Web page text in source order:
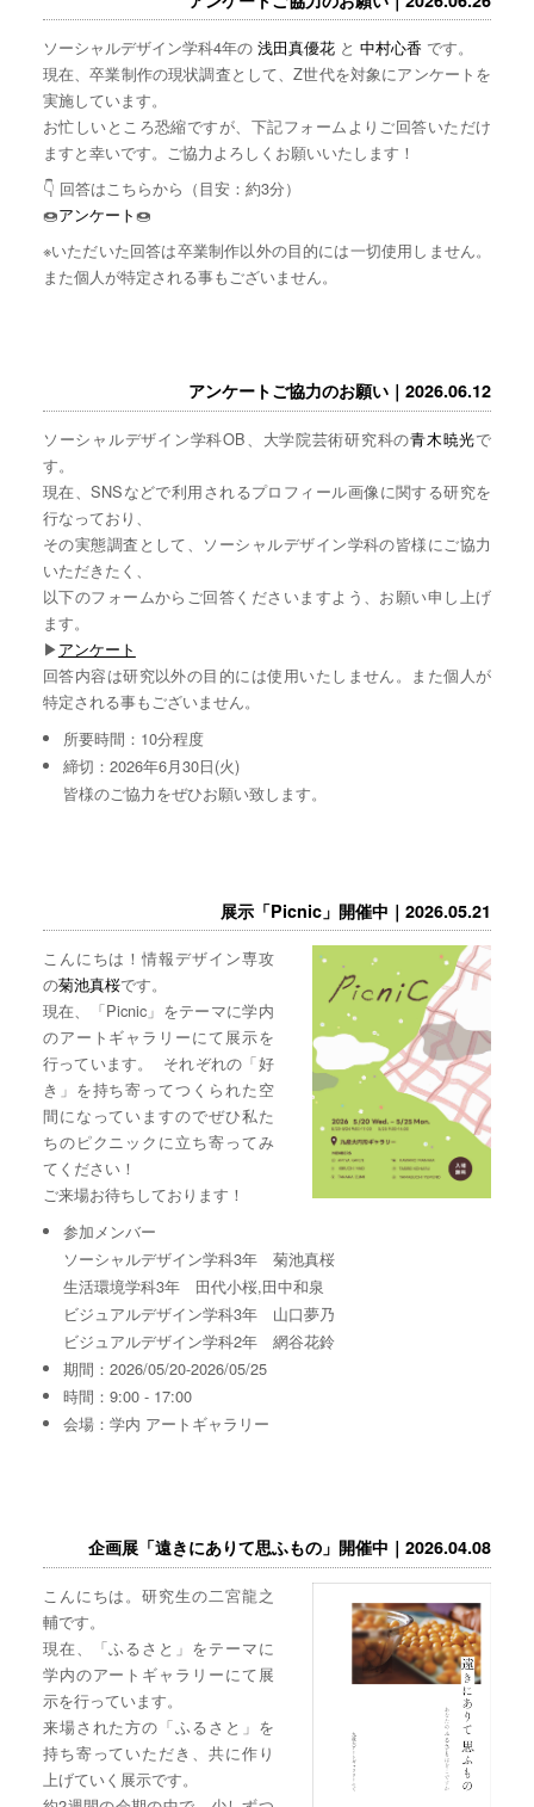
ソーシャルデザイン学科4年の 浅田真優花と 中村心香 です。
現在、卒業制作の現状調査として、Z世代を対象にアンケートを
実施しています。
お忙しいところ恐縮ですが、下記フォームよりご回答いただけ
ますと幸いです。ご協力よろしくお願いいたします！
👇 回答はこちらから（目安：約3分）
🍩アンケート🍩
※いただいた回答は卒業制作以外の目的には一切使用しません。
また個人が特定される事もございません。
アンケートご協力のお願い｜2026.06.12
ソーシャルデザイン学科OB、大学院芸術研究科の青木暁光で
す。
現在、SNSなどで利用されるプロフィール画像に関する研究を
行なっており、
その実態調査として、ソーシャルデザイン学科の皆様にご協力
いただきたく、
以下のフォームからご回答くださいますよう、お願い申し上げ
ます。
▶︎アンケート
回答内容は研究以外の目的には使用いたしません。また個人が
特定される事もございません。
所要時間：10分程度
締切：2026年6月30日(火)
皆様のご協力をぜひお願い致します。
展示「Picnic」開催中｜2026.05.21
こんにちは！情報デザイン専攻
の菊池真桜です。
現在、「Picnic」をテーマに学内
のアートギャラリーにて展示を
行っています。 それぞれの「好
き」を持ち寄ってつくられた空
間になっていますのでぜひ私た
ちのピクニックに立ち寄ってみ
てください！
ご来場お待ちしております！
参加メンバー
ソーシャルデザイン学科3年 菊池真桜
生活環境学科3年 田代小桜,田中和泉
ビジュアルデザイン学科3年 山口夢乃
ビジュアルデザイン学科2年 網谷花鈴
期間：2026/05/20-2026/05/25
時間：9:00 - 17:00
会場：学内 アートギャラリー
企画展「遠きにありて思ふもの」開催中｜2026.04.08
こんにちは。研究生の二宮龍之
輔です。
現在、「ふるさと」をテーマに
学内のアートギャラリーにて展
示を行っています。
来場された方の「ふるさと」を
持ち寄っていただき、共に作り
上げていく展示です。